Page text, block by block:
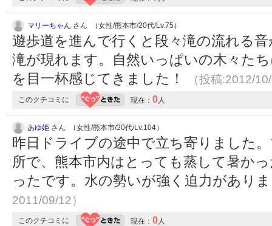
マリーちゃん さん （女性/熊本市/20代/Lv.75）
遊歩道を進んで行くと段々滝の流れる
滝が現れます。自然いっぱいの木々た
を目一杯感じてきました！
（投稿:2012/
このクチコミに 現在： 0 人
あゆ姫 さん （女性/熊本市/20代/Lv.104）
昨日ドライブの途中で立ち寄りました
所で、熊本市内はとっても蒸して暑か
ったです。水の勢いが強く迫力があり
2011/09/12）
このクチコミに 現在： 0 人